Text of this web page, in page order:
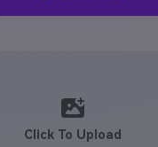
Click To Upload